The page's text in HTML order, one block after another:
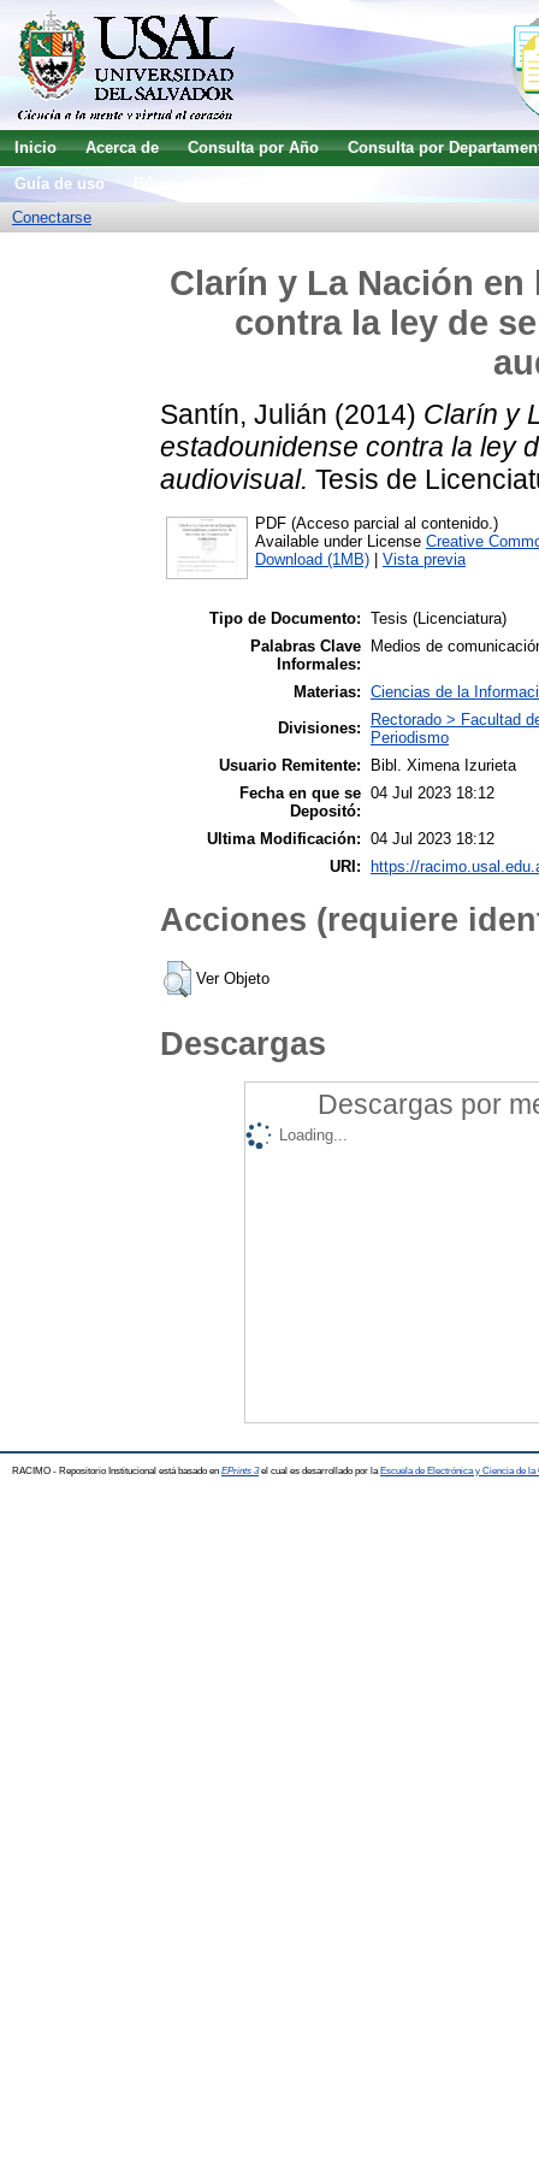
Inicio Acerca de Consulta por Año
Consulta por
Guía de uso
Conectarse
Clarín y La Nación
contra la ley de
Santín, Julián (2014) Clarín y
estadounidense contra la ley
audiovisual. Tesis de
PDF (Acceso parcial al contenido.)
Available under License Creative
Download (1MB)
Vista previa
Tipo de Documento: Tesis (Licenciatura)
Palabras Clave
Informales:
Medios de
Materias: Ciencias de la
Divisiones:
Rectorado > Facultad
Periodismo
Usuario Remitente:
Bibl. Ximena Izurieta
Fecha en que se
Depositó:
04 Jul 2023 18:12
Ultima Modificación: 04 Jul 2023 18:12
URI:
https://
Acciones (requiere
Ver Objeto
Descargas
Descargas por
Loading...
RACIMO - Repositorio Institucional está basado en EPrints 3el cual es desarrollado por la Escuela de Electrónica y Ciencia de la